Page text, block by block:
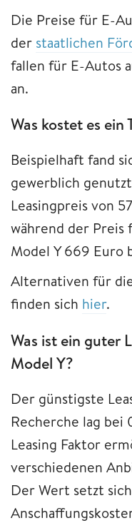
Die Preise für E-
der staatlichen
fallen für E-Autos
an.
Was kostet es ein
Beispielhaft fand
gewerblich
Leasingpreis von
während der Preis
Model Y 669
Alternativen für
finden sich hier.
Was ist ein guter
Model Y?
Der günstigste
Recherche lag
Leasing Faktor
verschiedenen
Der Wert setzt